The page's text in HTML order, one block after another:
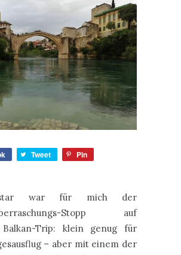
Tweet Pin
war für mich der
Stopp auf
Balkan-Trip: klein genug für
– aber mit einem der